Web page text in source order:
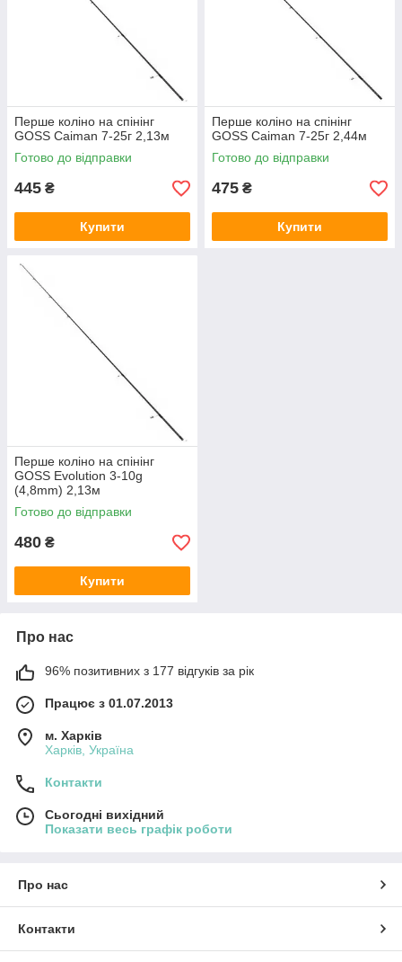
Перше коліно на спінінг
GOSS Caiman 7-25г 2,13м
Готово до відправки
445 ₴
Купити
Перше коліно на спінінг
GOSS Caiman 7-25г 2,44м
Готово до відправки
475 ₴
Купити
Перше коліно на спінінг
GOSS Evolution 3-10g
(4,8mm) 2,13м
Готово до відправки
480 ₴
Купити
Про нас
96% позитивних з 177 відгуків за рік
Працює з 01.07.2013
м. Харків
Харків, Україна
Контакти
Сьогодні вихідний
Показати весь графік роботи
Про нас
Контакти